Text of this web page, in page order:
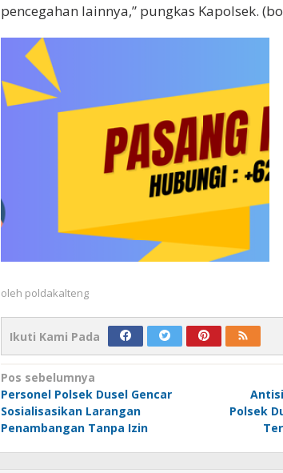
pencegahan lainnya,” pungkas Kapolsek.
oleh poldakalteng
Ikuti Kami Pada
Navigasi
pos
Pos sebelumnya
Personel Polsek Dusel Gencar
Sosialisasikan Larangan
Penambangan Tanpa Izin
Polsek